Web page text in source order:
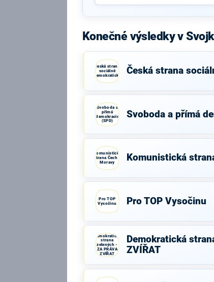
Konečné výsledky v
Česká strana
sociálně
demokratická
Česká strana
Svoboda a
přímá
demokracie
(SPD)
Svoboda a přímá
Komunistická
strana Čech a
Moravy
Komunistická
Pro TOP
Vysočinu
Pro TOP Vysočinu
Demokratická
strana
zelených -
ZA PRÁVA
ZVÍŘAT
Demokratická
ZVÍŘAT